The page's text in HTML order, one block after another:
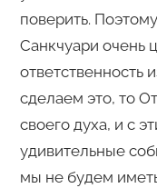
поверить.
Санкчуари очень
ответственность
сделаем это, то
своего духа, и с
удивительные
мы не будем